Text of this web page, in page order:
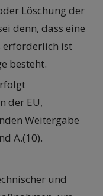
Löschung der
denn, dass eine
erforderlich ist
besteht.
der EU,
Weitergabe
A.(10).
und